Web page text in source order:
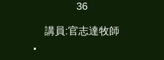
36
講員:官志達牧師